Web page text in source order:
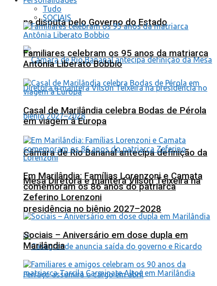
na disputa pelo Governo do Estado
Câmara de Rio Bananal antecipa definição da
Mesa Diretora e manterá Vilson Teixeira na
presidência no biênio 2027–2028
Tudo
SOCIAIS
Familiares celebram os 95 anos da matriarca
Antônia Liberato Bobbio
Casal de Marilândia celebra Bodas de Pérola
em viagem à Europa
Em Marilândia: Famílias Lorenzoni e Camata
comemoram os 86 anos do patriarca
Zeferino Lorenzoni
Sociais – Aniversário em dose dupla em
Marilândia